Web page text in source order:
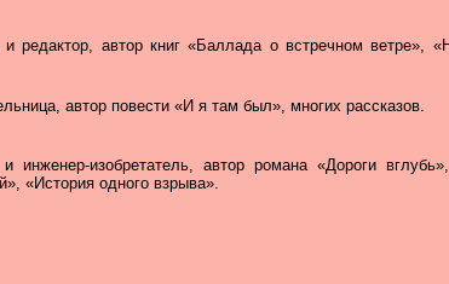
и редактор, автор книг «Баллада о встречном
автор повести «И я там был», многих рассказов.
и инженер-изобретатель, автор романа «Дороги
«История одного взрыва».